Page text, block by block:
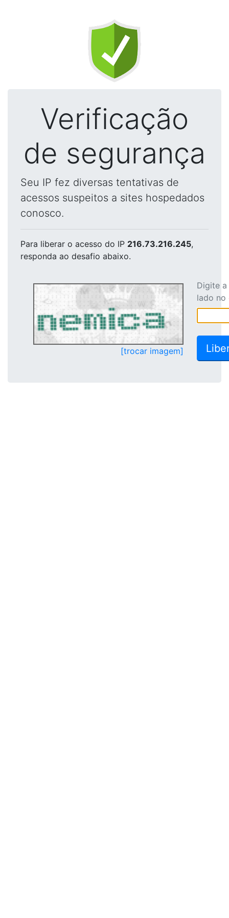
Verificação
de segurança
Seu IP fez diversas tentativas de
acessos suspeitos a sites hospedados
conosco.
Para liberar o acesso do IP 216.73.216.245,
responda ao desafio abaixo.
[trocar imagem]
Digite
lado no